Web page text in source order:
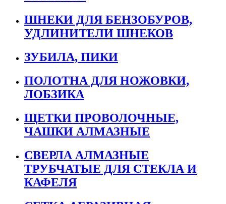
ШНЕКИ ДЛЯ БЕНЗОБУРОВ,
УДЛИНИТЕЛИ ШНЕКОВ
ЗУБИЛА, ПИКИ
ПОЛОТНА ДЛЯ НОЖОВКИ,
ЛОБЗИКА
ЩЕТКИ ПРОВОЛОЧНЫЕ,
ЧАШКИ АЛМАЗНЫЕ
СВЕРЛА АЛМАЗНЫЕ
ТРУБЧАТЫЕ ДЛЯ СТЕКЛА И
КАФЕЛЯ